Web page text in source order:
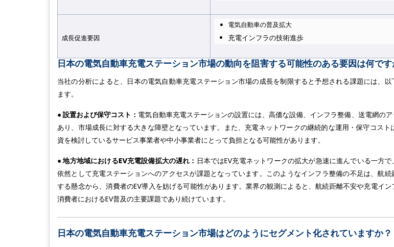
成長促進要因
電気自動車の普及拡大
充電インフラの技術進歩
日本の電気自動車充電ステーション市場の動向を阻害する可能性のある要因は何です
当社の分析によると、日本の電気自動車充電ステーション市場の成長を制限すると予想される課題には、以
ます。
● 設置および保守コスト： 電気自動車充電ステーションの設置には、高価な設備、インフラ整備、送電網の
あり、市場成長に対する大きな障壁となっています。また、充電ネットワークの継続的な運用・保守コスト
資を検討しているサービス事業者や中小事業者にとって負担となる可能性があります。
● 地方地域におけるEV充電設備拡大の遅れ： 日本ではEV充電ネットワークの拡大が急速に進んでいる一方
依然として充電ステーションへのアクセスが課題となっています。このようなインフラ整備の不足は、航
する懸念から、消費者のEV導入を妨げる可能性があります。業界の観測によると、航続距離不安や充電イ
消費者におけるEV普及の主要課題であり続けています。
日本の電気自動車充電ステーション市場はどのようにセグメント化されていますか？